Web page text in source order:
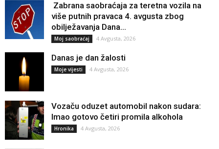
Zabrana saobraćaja za teretna vozila na
više putnih pravaca 4. avgusta zbog
obilježavanja Dana...
Moj saobraćaj 4 Avgusta, 2026
Danas je dan žalosti
Moje vijesti 4 Avgusta, 2026
Vozaču oduzet automobil nakon sudara:
Imao gotovo četiri promila alkohola
Hronika 4 Avgusta, 2026